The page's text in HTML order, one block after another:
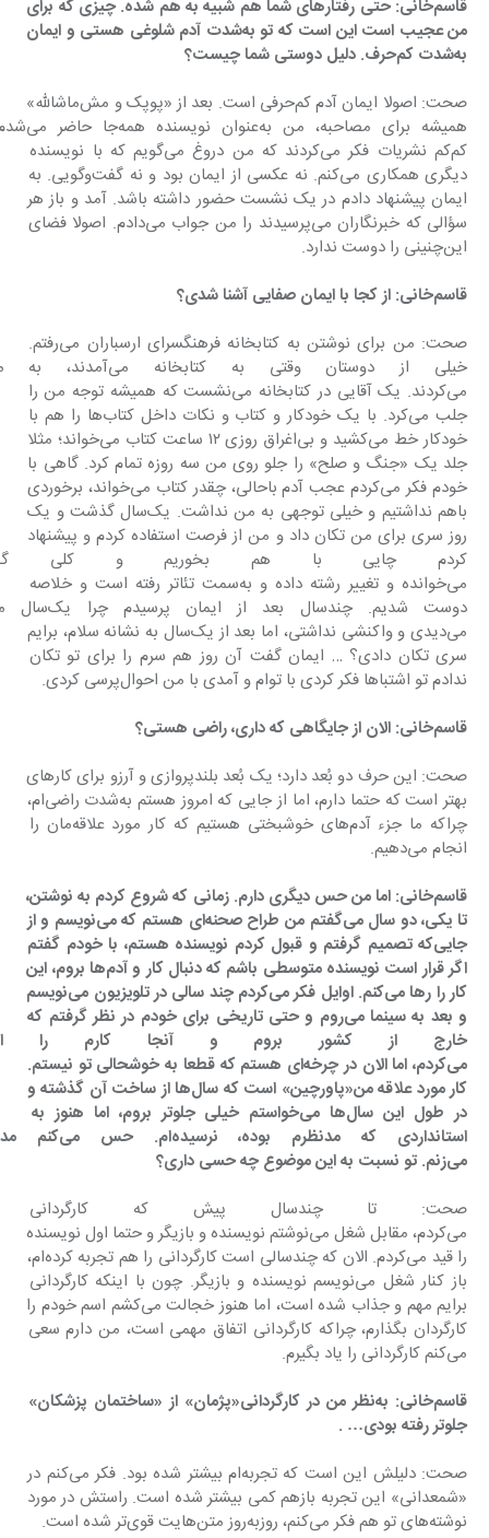
قاسم‌خانی: حتی رفتارهای شما هم شبیه به هم شده. چیزی که برای
من عجیب است این است که تو به‌شدت آدم شلوغی هستی و ایمان
به‌شدت کم‌حرف. دلیل دوستی شما چیست؟
صحت: اصولا ایمان آدم کم‌حرفی است. بعد از «پوپک‌ و مش‌ماشالله»
همیشه برای مصاحبه، من به‌عنوان
کم‌کم نشریات فکر می‌کردند که من دروغ می‌گویم که با نویسنده
دیگری همکاری می‌کنم. نه عکسی از ایمان بود و نه گفت‌وگویی. به
ایمان پیشنهاد دادم در یک نشست حضور داشته باشد. آمد و باز هر
سؤالی که خبرنگاران می‌پرسیدند را من جواب می‌دادم. اصولا فضای
این‌چنینی را دوست ندارد.
قاسم‌خانی: از کجا با ایمان صفایی آشنا شدی؟
صحت: من برای نوشتن به کتابخانه فرهنگسرای ارسباران می‌رفتم.
خیلی از دوستان وقتی به
می‌کردند. یک آقایی در کتابخانه می‌نشست که همیشه توجه من را
جلب می‌کرد. با یک خودکار و کتاب و نکات داخل کتاب‌ها را هم با
خودکار خط می‌کشید و بی‌اغراق ‌روزی ١٢ ساعت کتاب می‌خواند؛ مثلا
جلد یک «جنگ و صلح» را جلو روی من سه روزه تمام کرد. گاهی با
خودم فکر می‌کردم عجب آدم باحالی، چقدر کتاب می‌خواند، برخوردی
باهم نداشتیم و خیلی توجهی به من نداشت. یک‌سال گذشت و یک
روز سری برای من تکان داد و من از فرصت استفاده کردم و پیشنهاد
کردم چایی با هم بخوریم و کلی
می‌خوانده و تغییر رشته داده و به‌سمت تئاتر رفته است و خلاصه
دوست شدیم. چندسال بعد از
می‌دیدی و واکنشی نداشتی، اما بعد از یک‌سال به نشانه سلام، برایم
سری تکان دادی؟ … ایمان گفت آن روز هم سرم را برای تو تکان
ندادم تو اشتباها فکر کردی با توام و آمدی با من احوال‌پرسی کردی.
قاسم‌خانی: الان از جایگاهی که داری، راضی هستی؟
صحت: این حرف دو بُعد دارد؛ یک بُعد بلندپروازی و آرزو برای کارهای
بهتر است که حتما دارم، اما از جایی که امروز هستم به‌شدت راضی‌ام،
چراکه ما جزء آدم‌های خوشبختی هستیم که کار مورد علاقه‌مان را
انجام می‌دهیم.
قاسم‌خانی: اما من حس دیگری دارم. زمانی که شروع کردم به نوشتن،
تا یکی، دو سال می‌گفتم من طراح صحنه‌ای هستم که می‌نویسم و از
جایی‌که تصمیم گرفتم و قبول کردم نویسنده هستم، با خودم گفتم
اگر قرار است نویسنده متوسطی باشم که دنبال کار و آدم‌ها بروم، این
کار را رها می‌کنم. اوایل فکر می‌کردم چند سالی در تلویزیون می‌نویسم
و بعد به سینما می‌روم و حتی تاریخی برای خودم در نظر گرفتم که
خارج از کشور بروم و آنجا کارم را
می‌کردم، اما الان در چرخه‌ای هستم که قطعا به خوشحالی تو نیستم.
کار مورد علاقه من«پاورچین» است که سال‌ها از ساخت آن گذشته و
در طول این سال‌ها می‌خواستم خیلی جلوتر بروم، اما هنوز به
استانداردی که مدنظرم
می‌زنم. تو نسبت به این موضوع چه حسی داری؟
صحت: تا چندسال پیش که
می‌کردم، مقابل شغل می‌نوشتم نویسنده و بازیگر و حتما اول نویسنده
را قید می‌کردم. الان که چندسالی است کارگردانی را هم تجربه کرده‌ام،
باز کنار شغل می‌نویسم نویسنده و بازیگر. چون با اینکه کارگردانی
برایم مهم و جذاب شده است، اما هنوز خجالت می‌کشم اسم خودم را
کارگردان بگذارم، چراکه کارگردانی اتفاق مهمی است، من دارم سعی
می‌کنم کارگردانی را یاد بگیرم.
قاسم‌خانی: به‌نظر من در کارگردانی«پژمان» از «ساختمان پزشکان»
جلوتر رفته بودی… .
صحت: دلیلش این است که تجربه‌ام بیشتر شده بود. فکر می‌کنم در
«شمعدانی» این تجربه بازهم کمی بیشتر شده است. راستش در مورد
نوشته‌های تو هم فکر می‌کنم، روزبه‌روز متن‌هایت قوی‌تر شده است.